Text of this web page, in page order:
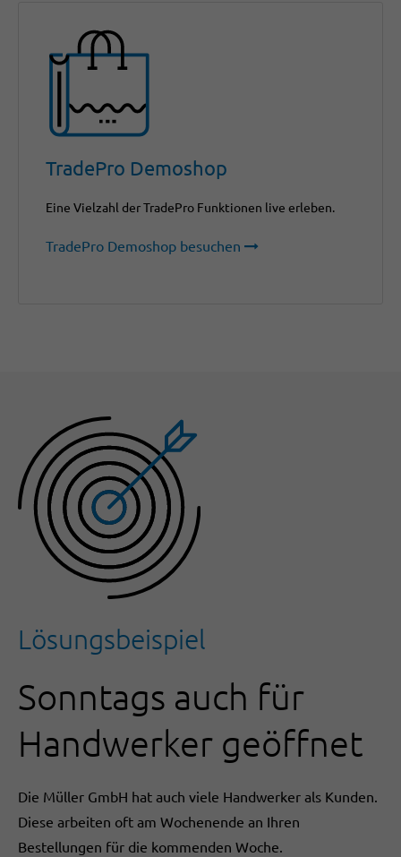
TradePro Demoshop
Eine Vielzahl der TradePro Funktionen live erleben.
TradePro Demoshop besuchen
Lösungsbeispiel
Sonntags auch für
Handwerker geöffnet
Die Müller GmbH hat auch viele Handwerker als Kunden.
Diese arbeiten oft am Wochenende an Ihren
Bestellungen für die kommenden Woche.